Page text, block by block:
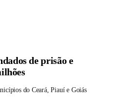
de prisão e
do Ceará, Piauí e Goiás